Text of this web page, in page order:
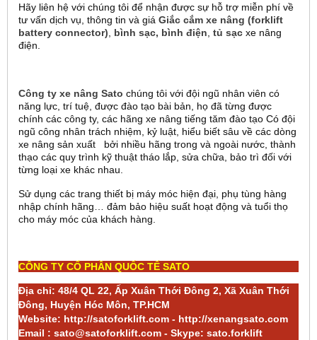
Hãy liên hệ với chúng tôi để nhận được sự hỗ trợ miễn phí về
tư vấn dịch vụ, thông tin và giá Giắc cắm xe nâng (forklift
battery connector) bình sạc, bình điện tủ sạc xe nâng
điện.
Công ty xe nâng Sato chúng tôi với đội ngũ nhân viên có
năng lực, trí tuệ, được đào tạo bài bản, họ đã từng được
chính các công ty, các hãng xe nâng tiếng tăm đào tạo Có đội
ngũ công nhân trách nhiệm, kỷ luật, hiểu biết sâu về các dòng
xe nâng sản xuất bởi nhiều hãng trong và ngoài nước, thành
thạo các quy trình kỹ thuật tháo lắp, sửa chữa, bảo trì đối với
từng loại xe khác nhau.
Sử dụng các trang thiết bị máy móc hiện đại, phụ tùng hàng
nhập chính hãng… đảm bảo hiệu suất hoạt động và tuổi thọ
cho máy móc của khách hàng.
CÔNG TY CỔ PHẦN QUỐC TẾ SATO
Địa chỉ: 48/4 QL 22, Ấp Xuân Thới Đông 2, Xã Xuân Thới
Đông, Huyện Hóc Môn, TP.HCM
Website: http://satoforklift.com - http://xenangsato.com
Email : sato@satoforklift.com - Skype: sato.forklift